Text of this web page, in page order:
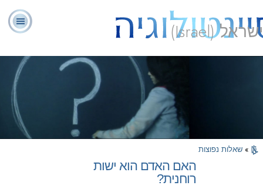
ישראל (Israel)
מהי
סיינטולוגיה?
יועצים
רוחניים
מתנדבים
» שאלות נפוצות
האם האדם הוא ישות
רוחנית?